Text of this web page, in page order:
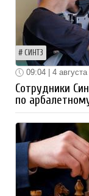
СИНТЗ
09:04 | 4 августа
Сотрудники
по